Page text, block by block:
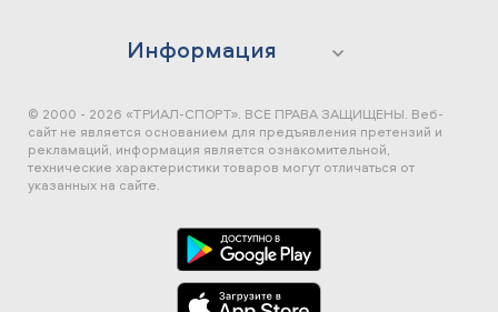
Информация
© 2000 - 2026 «ТРИАЛ-СПОРТ». ВСЕ ПРАВА ЗАЩИЩЕНЫ. Веб-
сайт не является основанием для предъявления претензий и
рекламаций, информация является ознакомительной,
технические характеристики товаров могут отличаться от
указанных на сайте.